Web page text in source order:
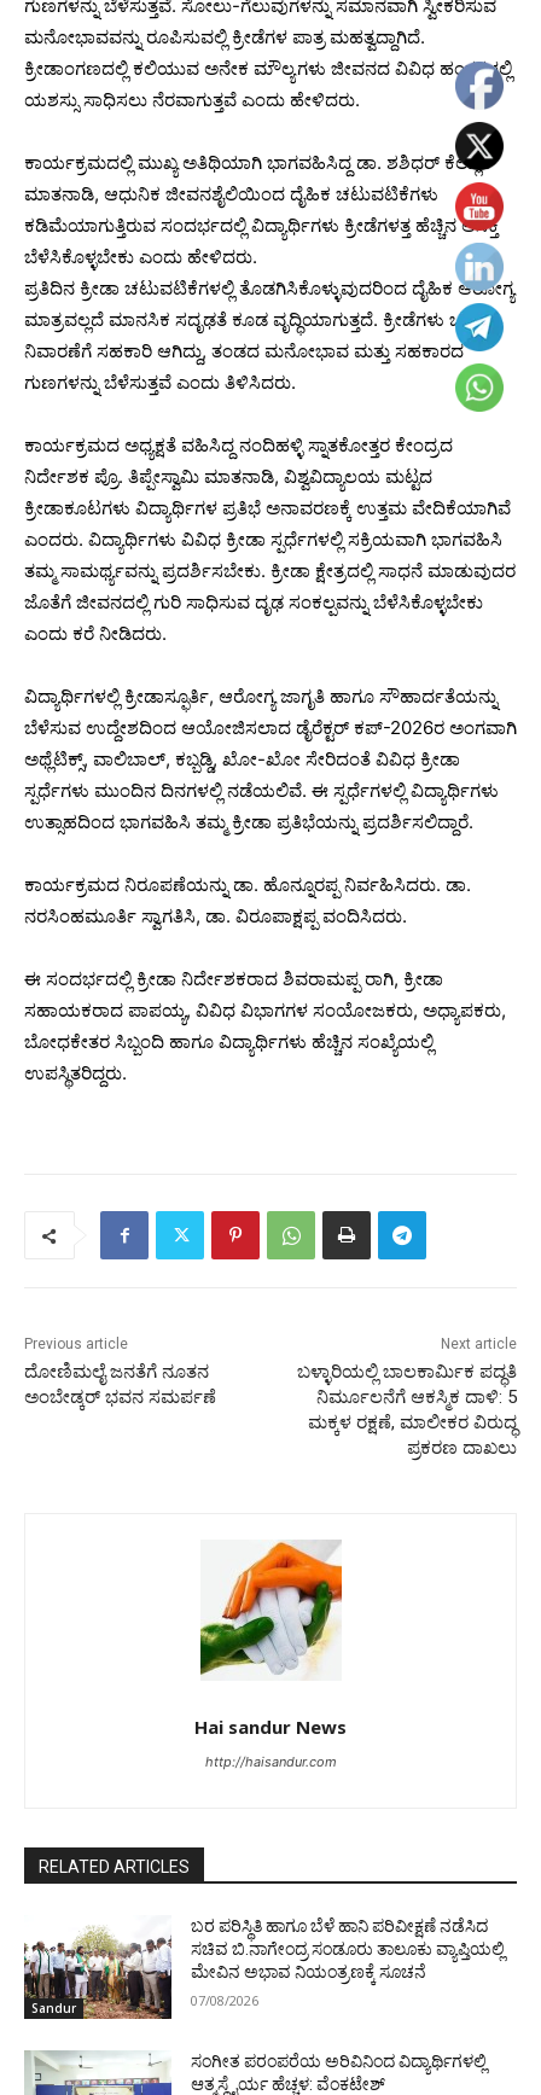
ಗುಣಗಳನ್ನು ಬೆಳೆಸುತ್ತವೆ. ಸೋಲು-ಗೆಲುವುಗಳನ್ನು ಸಮಾನವಾಗಿ ಸ್ವೀಕರಿಸುವ
ಮನೋಭಾವವನ್ನು ರೂಪಿಸುವಲ್ಲಿ ಕ್ರೀಡೆಗಳ ಪಾತ್ರ ಮಹತ್ವದ್ದಾಗಿದೆ.
ಕ್ರೀಡಾಂಗಣದಲ್ಲಿ ಕಲಿಯುವ ಅನೇಕ ಮೌಲ್ಯಗಳು ಜೀವನದ ವಿವಿಧ ಹಂತಗಳಲ್ಲಿ
ಯಶಸ್ಸು ಸಾಧಿಸಲು ನೆರವಾಗುತ್ತವೆ ಎಂದು ಹೇಳಿದರು.
ಕಾರ್ಯಕ್ರಮದಲ್ಲಿ ಮುಖ್ಯ ಅತಿಥಿಯಾಗಿ ಭಾಗವಹಿಸಿದ್ದ ಡಾ. ಶಶಿಧರ್ ಕೆಲ್ಲೂರ್
ಮಾತನಾಡಿ, ಆಧುನಿಕ ಜೀವನಶೈಲಿಯಿಂದ ದೈಹಿಕ ಚಟುವಟಿಕೆಗಳು
ಕಡಿಮೆಯಾಗುತ್ತಿರುವ ಸಂದರ್ಭದಲ್ಲಿ ವಿದ್ಯಾರ್ಥಿಗಳು ಕ್ರೀಡೆಗಳತ್ತ ಹೆಚ್ಚಿನ ಆಸಕ್ತಿ
ಬೆಳೆಸಿಕೊಳ್ಳಬೇಕು ಎಂದು ಹೇಳಿದರು.
ಪ್ರತಿದಿನ ಕ್ರೀಡಾ ಚಟುವಟಿಕೆಗಳಲ್ಲಿ ತೊಡಗಿಸಿಕೊಳ್ಳುವುದರಿಂದ ದೈಹಿಕ ಆರೋಗ್ಯ
ಮಾತ್ರವಲ್ಲದೆ ಮಾನಸಿಕ ಸದೃಢತೆ ಕೂಡ ವೃದ್ಧಿಯಾಗುತ್ತದೆ. ಕ್ರೀಡೆಗಳು ಒತ್ತಡ
ನಿವಾರಣೆಗೆ ಸಹಕಾರಿ ಆಗಿದ್ದು, ತಂಡದ ಮನೋಭಾವ ಮತ್ತು ಸಹಕಾರದ
ಗುಣಗಳನ್ನು ಬೆಳೆಸುತ್ತವೆ ಎಂದು ತಿಳಿಸಿದರು.
ಕಾರ್ಯಕ್ರಮದ ಅಧ್ಯಕ್ಷತೆ ವಹಿಸಿದ್ದ ನಂದಿಹಳ್ಳಿ ಸ್ನಾತಕೋತ್ತರ ಕೇಂದ್ರದ
ನಿರ್ದೇಶಕ ಪ್ರೊ. ತಿಪ್ಪೇಸ್ವಾಮಿ ಮಾತನಾಡಿ, ವಿಶ್ವವಿದ್ಯಾಲಯ ಮಟ್ಟದ
ಕ್ರೀಡಾಕೂಟಗಳು ವಿದ್ಯಾರ್ಥಿಗಳ ಪ್ರತಿಭೆ ಅನಾವರಣಕ್ಕೆ ಉತ್ತಮ ವೇದಿಕೆಯಾಗಿವೆ
ಎಂದರು. ವಿದ್ಯಾರ್ಥಿಗಳು ವಿವಿಧ ಕ್ರೀಡಾ ಸ್ಪರ್ಧೆಗಳಲ್ಲಿ ಸಕ್ರಿಯವಾಗಿ ಭಾಗವಹಿಸಿ
ತಮ್ಮ ಸಾಮರ್ಥ್ಯವನ್ನು ಪ್ರದರ್ಶಿಸಬೇಕು. ಕ್ರೀಡಾ ಕ್ಷೇತ್ರದಲ್ಲಿ ಸಾಧನೆ ಮಾಡುವುದರ
ಜೊತೆಗೆ ಜೀವನದಲ್ಲಿ ಗುರಿ ಸಾಧಿಸುವ ದೃಢ ಸಂಕಲ್ಪವನ್ನು ಬೆಳೆಸಿಕೊಳ್ಳಬೇಕು
ಎಂದು ಕರೆ ನೀಡಿದರು.
ವಿದ್ಯಾರ್ಥಿಗಳಲ್ಲಿ ಕ್ರೀಡಾಸ್ಫೂರ್ತಿ, ಆರೋಗ್ಯ ಜಾಗೃತಿ ಹಾಗೂ ಸೌಹಾರ್ದತೆಯನ್ನು
ಬೆಳೆಸುವ ಉದ್ದೇಶದಿಂದ ಆಯೋಜಿಸಲಾದ ಡೈರೆಕ್ಟರ್ ಕಪ್-2026ರ ಅಂಗವಾಗಿ
ಅಥ್ಲೆಟಿಕ್ಸ್, ವಾಲಿಬಾಲ್, ಕಬ್ಬಡ್ಡಿ, ಖೋ-ಖೋ ಸೇರಿದಂತೆ ವಿವಿಧ ಕ್ರೀಡಾ
ಸ್ಪರ್ಧೆಗಳು ಮುಂದಿನ ದಿನಗಳಲ್ಲಿ ನಡೆಯಲಿವೆ. ಈ ಸ್ಪರ್ಧೆಗಳಲ್ಲಿ ವಿದ್ಯಾರ್ಥಿಗಳು
ಉತ್ಸಾಹದಿಂದ ಭಾಗವಹಿಸಿ ತಮ್ಮ ಕ್ರೀಡಾ ಪ್ರತಿಭೆಯನ್ನು ಪ್ರದರ್ಶಿಸಲಿದ್ದಾರೆ.
ಕಾರ್ಯಕ್ರಮದ ನಿರೂಪಣೆಯನ್ನು ಡಾ. ಹೊನ್ನೂರಪ್ಪ ನಿರ್ವಹಿಸಿದರು. ಡಾ.
ನರಸಿಂಹಮೂರ್ತಿ ಸ್ವಾಗತಿಸಿ, ಡಾ. ವಿರೂಪಾಕ್ಷಪ್ಪ ವಂದಿಸಿದರು.
ಈ ಸಂದರ್ಭದಲ್ಲಿ ಕ್ರೀಡಾ ನಿರ್ದೇಶಕರಾದ ಶಿವರಾಮಪ್ಪ ರಾಗಿ, ಕ್ರೀಡಾ
ಸಹಾಯಕರಾದ ಪಾಪಯ್ಯ, ವಿವಿಧ ವಿಭಾಗಗಳ ಸಂಯೋಜಕರು, ಅಧ್ಯಾಪಕರು,
ಬೋಧಕೇತರ ಸಿಬ್ಬಂದಿ ಹಾಗೂ ವಿದ್ಯಾರ್ಥಿಗಳು ಹೆಚ್ಚಿನ ಸಂಖ್ಯೆಯಲ್ಲಿ
ಉಪಸ್ಥಿತರಿದ್ದರು.
Previous article
ದೋಣಿಮಲೈ ಜನತೆಗೆ ನೂತನ
ಅಂಬೇಡ್ಕರ್ ಭವನ ಸಮರ್ಪಣೆ
Next article
ಬಳ್ಳಾರಿಯಲ್ಲಿ ಬಾಲಕಾರ್ಮಿಕ ಪದ್ಧತಿ
ನಿರ್ಮೂಲನೆಗೆ ಆಕಸ್ಮಿಕ ದಾಳಿ: 5
ಮಕ್ಕಳ ರಕ್ಷಣೆ, ಮಾಲೀಕರ ವಿರುದ್ಧ
ಪ್ರಕರಣ ದಾಖಲು
Hai sandur News
http://haisandur.com
RELATED ARTICLES
Sandur
ಬರ ಪರಿಸ್ಥಿತಿ ಹಾಗೂ ಬೆಳೆ ಹಾನಿ ಪರಿವೀಕ್ಷಣೆ ನಡೆಸಿದ
ಸಚಿವ ಬಿ.ನಾಗೇಂದ್ರ ಸಂಡೂರು ತಾಲೂಕು ವ್ಯಾಪ್ತಿಯಲ್ಲಿ
ಮೇವಿನ ಅಭಾವ ನಿಯಂತ್ರಣಕ್ಕೆ ಸೂಚನೆ
07/08/2026
ಸಂಗೀತ ಪರಂಪರೆಯ ಅರಿವಿನಿಂದ ವಿದ್ಯಾರ್ಥಿಗಳಲ್ಲಿ
ಆತ್ಮಸ್ಥೈರ್ಯ ಹೆಚ್ಚಳ: ವೆಂಕಟೇಶ್